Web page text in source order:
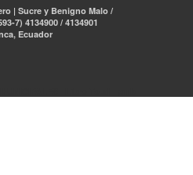
| Sucre y Benigno Malo /
7) 4134900 / 4134901
Ecuador